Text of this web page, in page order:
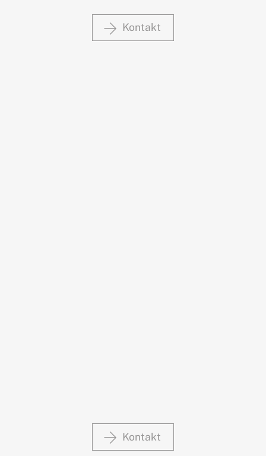
Kontakt
Kontakt